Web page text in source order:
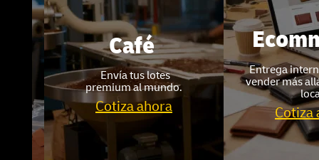
Café
Envía tus lotes
premium al mundo.
Cotiza ahora
Entrega internacional
vender más allá de tu
local.
Cotiza ahora